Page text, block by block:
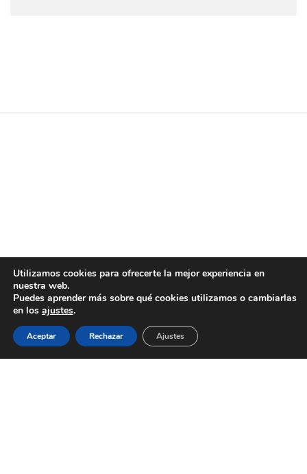
Utilizamos cookies para ofrecerte la mejor experiencia en
nuestra web.
Puedes aprender más sobre qué cookies utilizamos o cambiarlas
en los ajustes.
Aceptar Rechazar Ajustes